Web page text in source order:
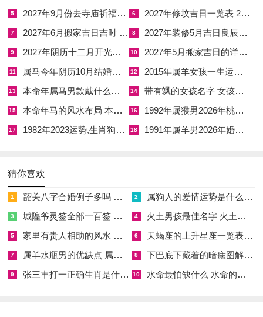
一清晨的「开门红」就显得极有有价值 。
这一年第一天的日出之时当整理衣冠。将早已准备好的红腰带系
在最内层衣物外，贴肤而戴，这一天的穿戴，切莫只将红腰带挂
在外面沦为形式，皮肤是人体的第一道气脉磁场，贴肤而受，能
最快地激荡周身气血，平复「自刑」带来的负向执念。
虽只是简单的布帛加身。但其有价值 在于用鲜艳的红色在心理
层面与身体层面同步建立起一道积极的暗示，仿佛为奔马套上华
四、午午驱邪：正月择吉迎喜开启祥与年
五、丙午养神：全年正日斋戒修整再系固
既然系红腰带是为应对「值太岁」与「刑太岁」的流年特征，那
么这件事绝非一劳永逸，它需要在特别指定的时令反复强化，
2026年十二个月的流转中每逢午月的午日、农历五月俗称「毒
5 2027年9月份去寺庙祈福的日子 2027年5月去寺庙吉日一览表 6 2027年修坟吉日一览表 2027年农历2月修坟吉日一览表
7 2027年6月搬家吉日吉时 2027年农历6月搬家吉日一览表 8 2027年装修5月吉日良辰查询表 2027年农历5月装修吉日一览表
9 2027年阴历十二月开光吉日 2027年12月开光吉日一览表 10 2027年5月搬家吉日的详细解释 2027年5月搬家吉日吉时查询
11 属马今年阴历10月结婚好吗 属马还有几年本命年结婚呢好吗 12 2015年属羊女孩一生运势 2015年属羊女2026年健康运好吗
13 本命年属马男款戴什么财神 本命年属马男士戴什么好一点 14 带有飒的女孩名字 女孩取名字带飒字有什么名字好听
15 本命年马的风水布局 本命年马的佛像怎么摆放 16 1992年属猴男2026年桃花运 1992年属猴男2026年感情运如何
17 1982年2023运势,生肖狗1982年2023运势 18 1991年属羊男2026年婚姻运势 1991年属羊男2026年感情运如何
猜你喜欢
1 韶关八字合婚例子多吗 韶关八字测风水 2 属狗人的爱情运势是什么意思 属狗的人爱情观
3 城隍爷灵签全部一百签 城隍爷灵签解签大全 4 火土男孩最佳名字 火土属性的字男孩名字有哪些
5 家里有贵人相助的风水 家里有贵人是什么意思 6 天蝎座的上升星座一览表 天蝎座的上升星座查询
7 属羊水瓶男的优缺点 属羊水瓶座男生性格爱情观 8 下巴底下藏着的暗痣图解 下巴尖底下有痣代表什么
9 张三丰打一正确生肖是什么意思 张三丰是指什么生肖 10 水命最怕缺什么 水命的人忌什么